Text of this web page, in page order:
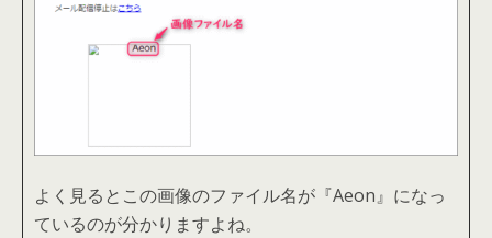
よく見るとこの画像のファイル名が『Aeon』になっ
ているのが分かりますよね。